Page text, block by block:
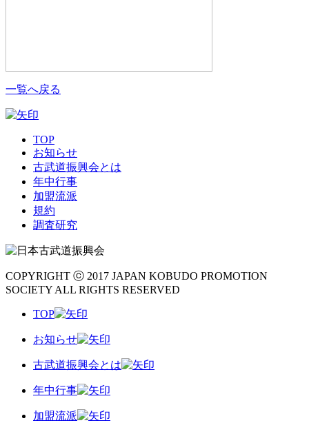
一覧へ戻る
TOP
お知らせ
古武道振興会とは
年中行事
加盟流派
規約
調査研究
COPYRIGHT ⓒ 2017 JAPAN KOBUDO PROMOTION
SOCIETY ALL RIGHTS RESERVED
TOP
お知らせ
古武道振興会とは
年中行事
加盟流派